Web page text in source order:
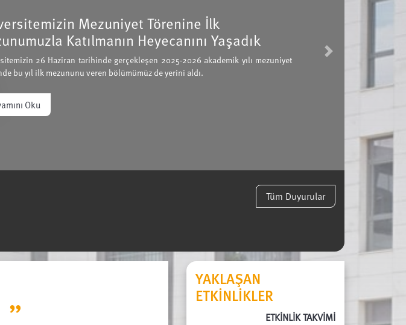
Sosyoloji Konuşmaları XXX
Sosyoloji Konuşmalarımız kapsamında 7 Nisan
Cristóbal Moya "Agreeing in Principle, Disagreeing on
Next
Tüm Duyurular
YAKLAŞAN
ETKINLIKLER
ETKİNLİK TAKVİMİ